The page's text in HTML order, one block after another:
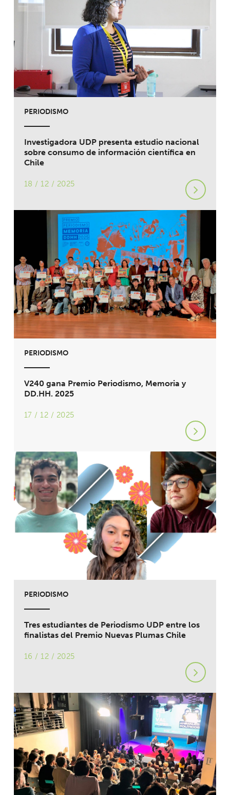
PERIODISMO
Investigadora UDP presenta estudio nacional
sobre consumo de información científica en
Chile
18 / 12 / 2025
PERIODISMO
V240 gana Premio Periodismo, Memoria y
DD.HH. 2025
17 / 12 / 2025
PERIODISMO
Tres estudiantes de Periodismo UDP entre los
finalistas del Premio Nuevas Plumas Chile
16 / 12 / 2025